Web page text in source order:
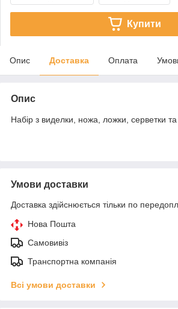
Купити
Опис Доставка Оплата
Опис
Набір з виделки, ножа, ложки, серветки
Умови доставки
Доставка здійснюється тільки по
Нова Пошта
Самовивіз
Транспортна компанія
Всі умови доставки